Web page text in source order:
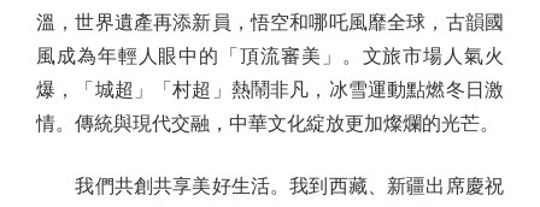
溫，世界遺產再添新員，悟空和哪吒風靡全球，古韻國
風成為年輕人眼中的「頂流審美」。文旅市場人氣火
爆，「城超」「村超」熱鬧非凡，冰雪運動點燃冬日激
情。傳統與現代交融，中華文化綻放更加燦爛的光芒。
我們共創共享美好生活。我到西藏、新疆出席慶祝